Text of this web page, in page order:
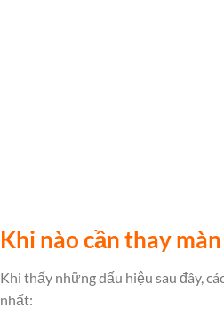
Khi nào cần thay
Khi thấy những dấu hiệu sau đây,
nhất: